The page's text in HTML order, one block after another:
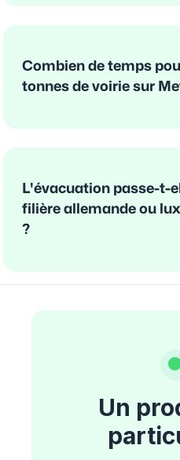
Combien de temps
tonnes de voirie sur
L'évacuation passe-t-
filière allemande ou
?
Un